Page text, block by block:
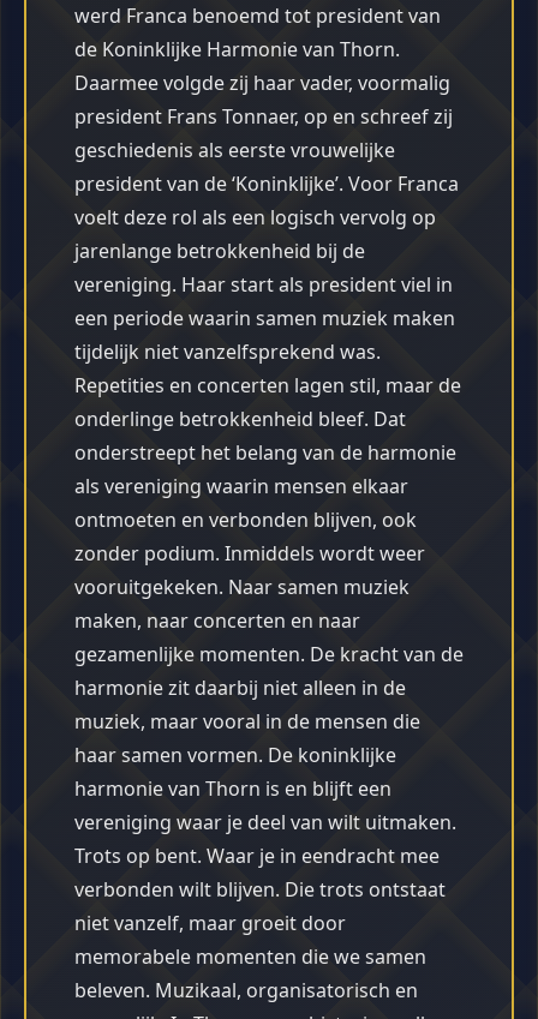
werd Franca benoemd tot president van
de Koninklijke Harmonie van Thorn.
Daarmee volgde zij haar vader, voormalig
president Frans Tonnaer, op en schreef zij
geschiedenis als eerste vrouwelijke
president van de ‘Koninklijke’. Voor Franca
voelt deze rol als een logisch vervolg op
jarenlange betrokkenheid bij de
vereniging. Haar start als president viel in
een periode waarin samen muziek maken
tijdelijk niet vanzelfsprekend was.
Repetities en concerten lagen stil, maar de
onderlinge betrokkenheid bleef. Dat
onderstreept het belang van de harmonie
als vereniging waarin mensen elkaar
ontmoeten en verbonden blijven, ook
zonder podium. Inmiddels wordt weer
vooruitgekeken. Naar samen muziek
maken, naar concerten en naar
gezamenlijke momenten. De kracht van de
harmonie zit daarbij niet alleen in de
muziek, maar vooral in de mensen die
haar samen vormen. De koninklijke
harmonie van Thorn is en blijft een
vereniging waar je deel van wilt uitmaken.
Trots op bent. Waar je in eendracht mee
verbonden wilt blijven. Die trots ontstaat
niet vanzelf, maar groeit door
memorabele momenten die we samen
beleven. Muzikaal, organisatorisch en